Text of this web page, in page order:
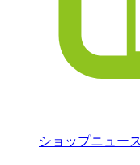
ショップニュース